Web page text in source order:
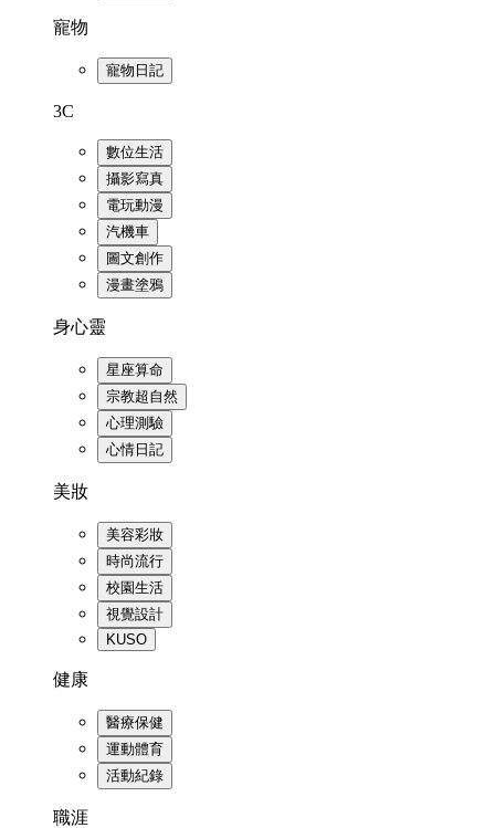
寵物
寵物日記
3C
數位生活
攝影寫真
電玩動漫
汽機車
圖文創作
漫畫塗鴉
身心靈
星座算命
宗教超自然
心理測驗
心情日記
美妝
美容彩妝
時尚流行
校園生活
視覺設計
KUSO
健康
醫療保健
運動體育
活動紀錄
職涯